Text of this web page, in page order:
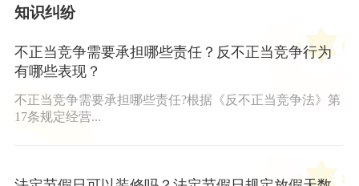
知识纠纷
不正当竞争需要承担哪些责任？反不正当竞争行为
有哪些表现？
不正当竞争需要承担哪些责任?根据《反不正当竞争法》第
17条规定经营...